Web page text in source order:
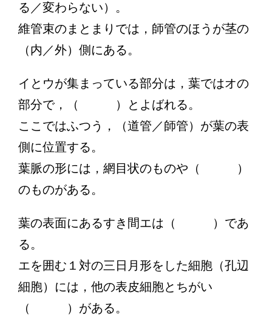
る／変わらない）。
維管束のまとまりでは，師管のほうが茎の
（内／外）側にある。
イとウが集まっている部分は，葉ではオの
部分で，（ ）とよばれる。
ここではふつう，（道管／師管）が葉の表
側に位置する。
葉脈の形には，網目状のものや（ ）
のものがある。
葉の表面にあるすき間エは（ ）であ
る。
エを囲む１対の三日月形をした細胞（孔辺
細胞）には，他の表皮細胞とちがい
（ ）がある。